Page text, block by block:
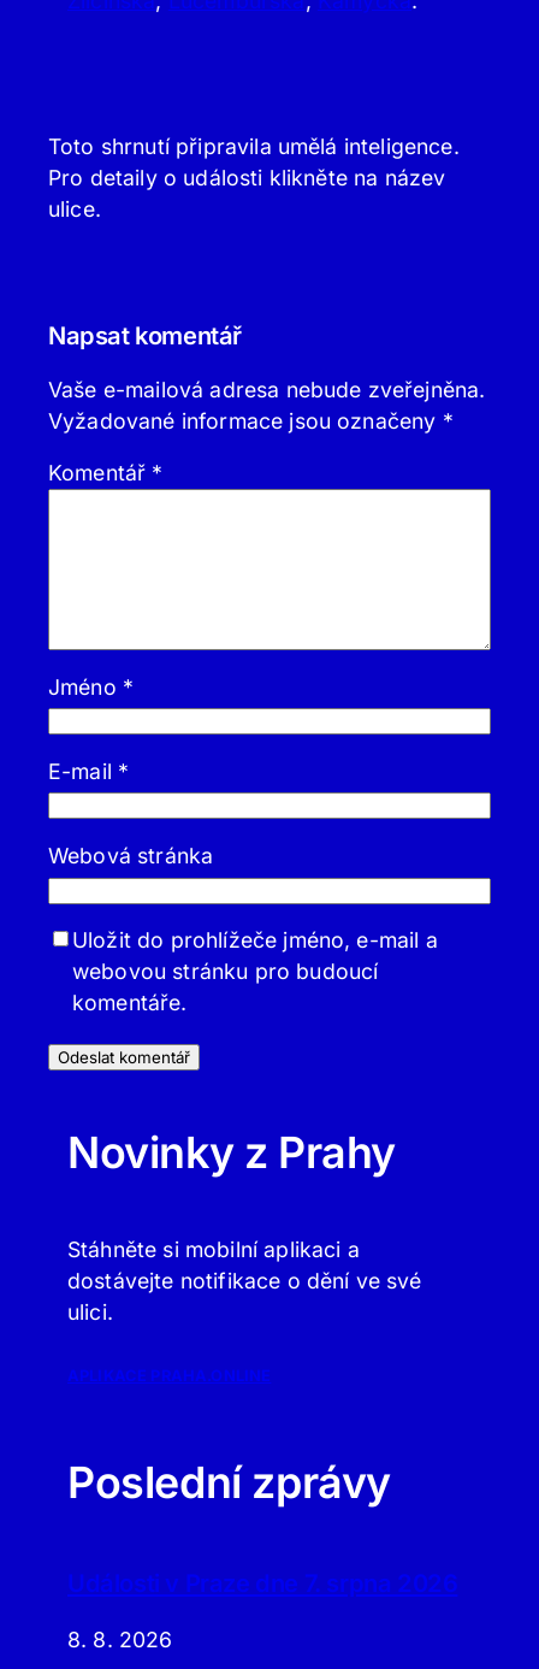
Toto shrnutí připravila umělá inteligence.
Pro detaily o události klikněte na název
ulice.
Napsat komentář
Vaše e-mailová adresa nebude zveřejněna.
Vyžadované informace jsou označeny *
Komentář *
Jméno *
E-mail *
Webová stránka
Uložit do prohlížeče jméno, e-mail a
webovou stránku pro budoucí
komentáře.
Novinky z Prahy
Stáhněte si mobilní aplikaci a
dostávejte notifikace o dění ve své
ulici.
APLIKACE PRAHA.ONLINE
Poslední zprávy
Události v Praze dne 7. srpna 2026
8. 8. 2026